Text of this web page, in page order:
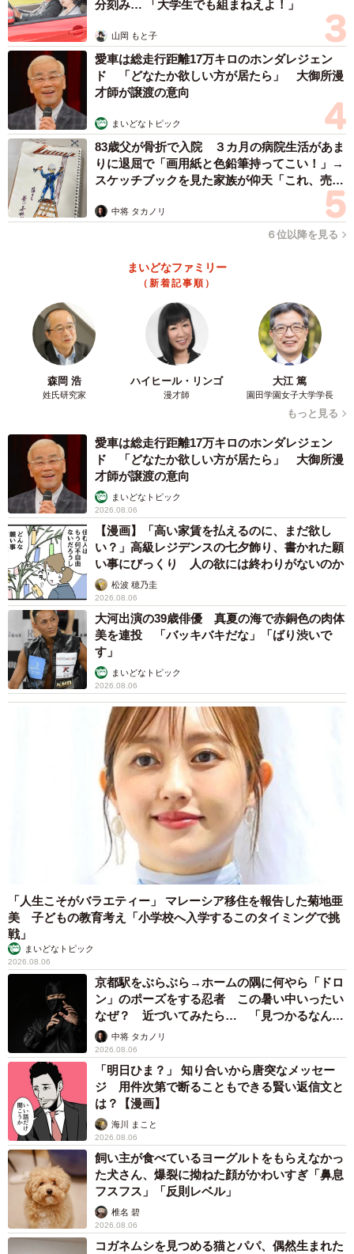
分刻み… 「大学生でも組まねえよ！」
山岡 もと子
愛車は総走行距離17万キロのホンダレジェン
ド 「どなたか欲しい方が居たら」 大御所漫
才師が譲渡の意向
まいどなトピック
83歳父が骨折で入院 ３カ月の病院生活があま
りに退屈で「画用紙と色鉛筆持ってこい！」→
スケッチブックを見た家族が仰天「これ、売れ
中将 タカノリ
６位以降を見る
まいどなファミリー
（新着記事順）
森岡 浩
姓氏研究家
ハイヒール・リンゴ
漫才師
大江 篤
園田学園女子大学学長
もっと見る
愛車は総走行距離17万キロのホンダレジェン
ド 「どなたか欲しい方が居たら」 大御所漫
才師が譲渡の意向
まいどなトピック
2026.08.06
【漫画】「高い家賃を払えるのに、まだ欲し
い？」高級レジデンスの七夕飾り、書かれた願
い事にびっくり 人の欲には終わりがないのか
松波 穂乃圭
2026.08.06
大河出演の39歳俳優 真夏の海で赤銅色の肉体
美を連投 「バッキバキだな」「ばり渋いで
す」
まいどなトピック
2026.08.06
「人生こそがバラエティー」 マレーシア移住を報告した菊地亜
美 子どもの教育考え「小学校へ入学するこのタイミングで挑
戦」
まいどなトピック
2026.08.06
京都駅をぶらぶら→ホームの隅に何やら「ドロ
ン」のポーズをする忍者 この暑い中いったい
なぜ？ 近づいてみたら… 「見つかるなんて
未熟」中将 タカノリ
2026.08.06
「明日ひま？」 知り合いから唐突なメッセー
ジ 用件次第で断ることもできる賢い返信文と
は？【漫画】
海川 まこと
2026.08.06
飼い主が食べているヨーグルトをもらえなかっ
た犬さん、爆裂に拗ねた顔がかわいすぎ「鼻息
フスフス」「反則レベル」
椎名 碧
2026.08.06
コガネムシを見つめる猫とパパ、偶然生まれた